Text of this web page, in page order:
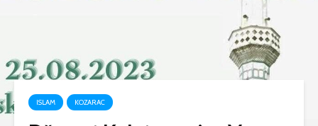
ISLAM KOZARAC